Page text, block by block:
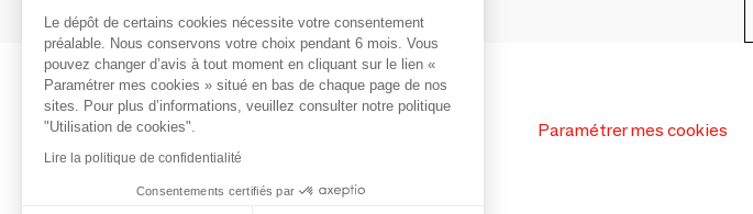
Paramétrer mes cookies
Le dépôt de certains cookies nécessite votre consentement
préalable. Nous conservons votre choix pendant 6 mois. Vous
pouvez changer d’avis à tout moment en cliquant sur le lien «
Paramétrer mes cookies » situé en bas de chaque page de nos
sites. Pour plus d’informations, veuillez consulter notre politique
"Utilisation de cookies".
Lire la politique de confidentialité
Consentements certifiés par